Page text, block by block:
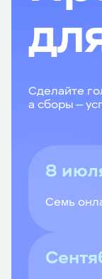
Сделайте
а сборы —
8
Семь